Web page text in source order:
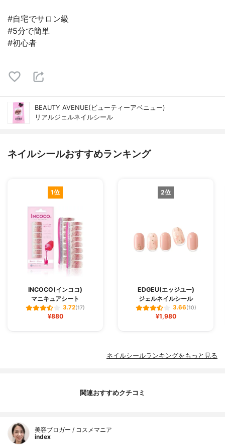
#自宅でサロン級
#5分で簡単
#初心者
BEAUTY AVENUE(ビューティーアベニュー)
リアルジェルネイルシール
ネイルシールおすすめランキング
1位
INCOCO(インココ)
マニキュアシート
3.72(17)
¥880
2位
EDGEU(エッジユー)
ジェルネイルシール
3.66(10)
¥1,980
ネイルシールランキングをもっと見る
関連おすすめクチコミ
美容ブロガー / コスメマニア
index